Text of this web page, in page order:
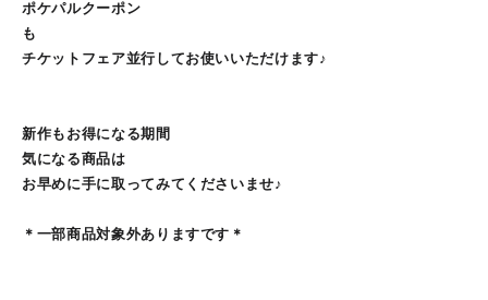
ポケパルクーポン
も
チケットフェア並行してお使いいただけます♪
新作もお得になる期間
気になる商品は
お早めに手に取ってみてくださいませ♪
＊一部商品対象外ありますです＊